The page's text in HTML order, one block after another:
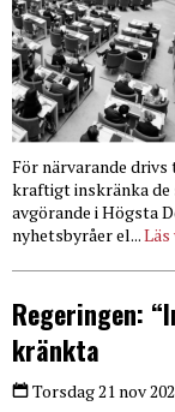
För närvarande
kraftigt inskränka de
avgörande i Högsta
nyhetsbyråer el...Läs
Regeringen:
kränkta
Torsdag 21 nov